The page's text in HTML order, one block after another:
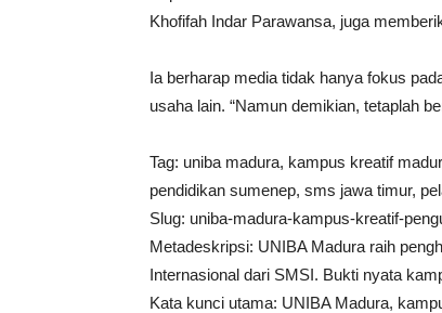
Khofifah Indar Parawansa, juga
Ia berharap media tidak hanya fokus
usaha lain. “Namun demikian, tetaplah
Tag: uniba madura, kampus kreatif
pendidikan sumenep, sms jawa timur,
Slug: uniba-madura-kampus-kreatif-
Metadeskripsi: UNIBA Madura raih
Internasional dari SMSI. Bukti nyata
Kata kunci utama: UNIBA Madura,